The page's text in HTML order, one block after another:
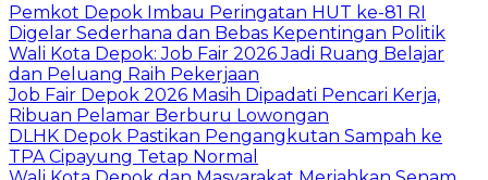
Pemkot Depok Imbau Peringatan HUT ke-81 RI
Digelar Sederhana dan Bebas Kepentingan Politik
Wali Kota Depok: Job Fair 2026 Jadi Ruang Belajar
dan Peluang Raih Pekerjaan
Job Fair Depok 2026 Masih Dipadati Pencari Kerja,
Ribuan Pelamar Berburu Lowongan
DLHK Depok Pastikan Pengangkutan Sampah ke
TPA Cipayung Tetap Normal